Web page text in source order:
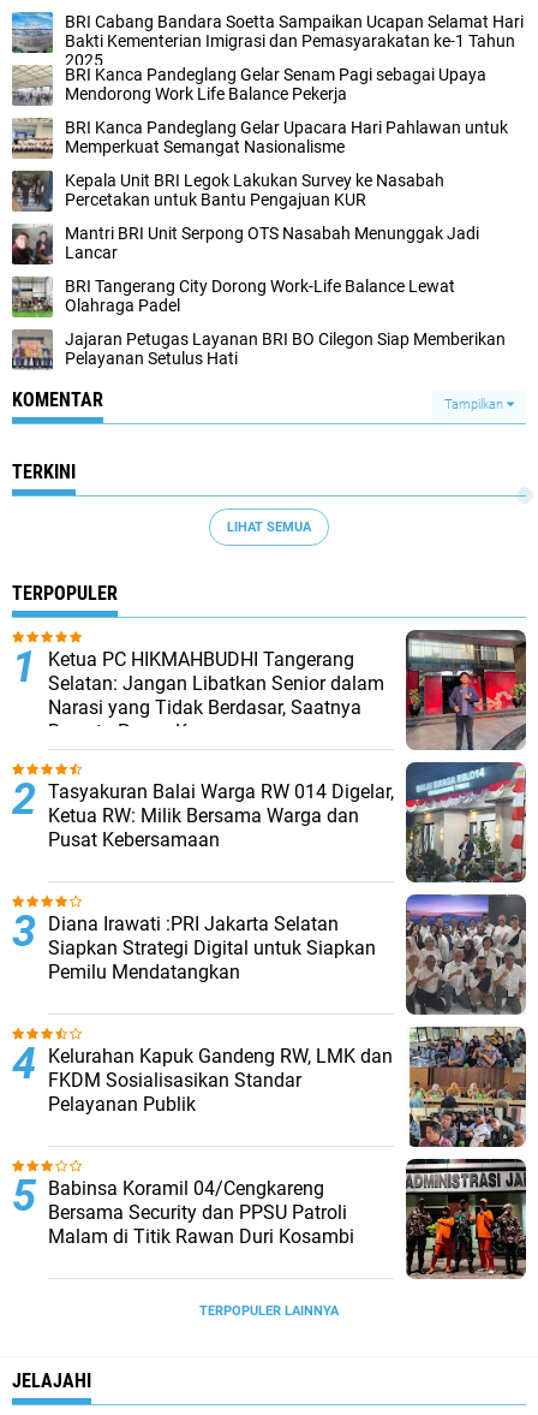
BRI Cabang Bandara Soetta Sampaikan Ucapan Selamat Hari
Bakti Kementerian Imigrasi dan Pemasyarakatan ke-1 Tahun
2025
BRI Kanca Pandeglang Gelar Senam Pagi sebagai Upaya
Mendorong Work Life Balance Pekerja
BRI Kanca Pandeglang Gelar Upacara Hari Pahlawan untuk
Memperkuat Semangat Nasionalisme
Kepala Unit BRI Legok Lakukan Survey ke Nasabah
Percetakan untuk Bantu Pengajuan KUR
Mantri BRI Unit Serpong OTS Nasabah Menunggak Jadi
Lancar
BRI Tangerang City Dorong Work-Life Balance Lewat
Olahraga Padel
Jajaran Petugas Layanan BRI BO Cilegon Siap Memberikan
Pelayanan Setulus Hati
KOMENTAR Tampilkan
TERKINI
LIHAT SEMUA
TERPOPULER
Ketua PC HIKMAHBUDHI Tangerang
Selatan: Jangan Libatkan Senior dalam
Narasi yang Tidak Berdasar, Saatnya
Bersatu Pasca Kongres
Tasyakuran Balai Warga RW 014 Digelar,
Ketua RW: Milik Bersama Warga dan
Pusat Kebersamaan
Diana Irawati :PRI Jakarta Selatan
Siapkan Strategi Digital untuk Siapkan
Pemilu Mendatangkan
Kelurahan Kapuk Gandeng RW, LMK dan
FKDM Sosialisasikan Standar
Pelayanan Publik
Babinsa Koramil 04/Cengkareng
Bersama Security dan PPSU Patroli
Malam di Titik Rawan Duri Kosambi
TERPOPULER LAINNYA
JELAJAHI